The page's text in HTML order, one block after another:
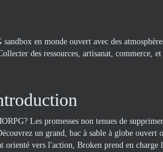
en monde ouvert avec des
des ressources, artisanat, commerce,
Les promesses non tenues de
un grand, bac à sable à globe
vers l'action, Broken prend en charge